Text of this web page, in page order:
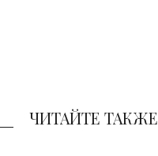
ЧИТАЙТЕ ТАКЖЕ